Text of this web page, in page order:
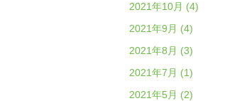
2021年10月 (4)
2021年9月 (4)
2021年8月 (3)
2021年7月 (1)
2021年5月 (2)